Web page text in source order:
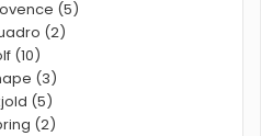
(5)
(2)
(10)
(3)
(5)
(2)